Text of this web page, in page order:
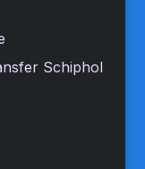
Schiphol